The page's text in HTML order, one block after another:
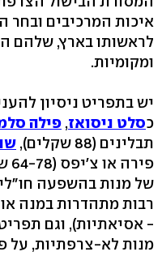
איכות המרכיבים ובחר
לראשותו בארץ, שלהם
ומקומיות.
יש בתפריט ניסיון
כסלט ניסואז, פילה
תבלינים (88 שקלים),
של מנות בהשפעה
רבות מתהדרות במנה
- אסיאתיות), וגם
מנות לא-צרפתיות, על